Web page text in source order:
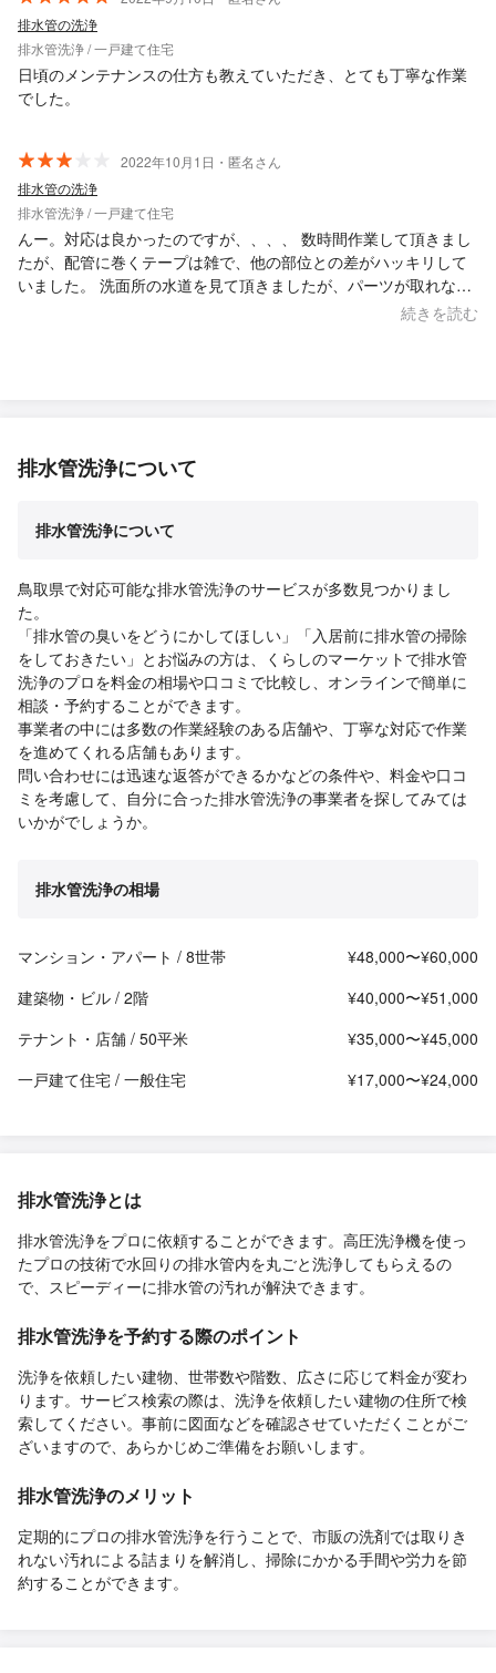
要な時期がきましたら依頼しようとおもいます。
排水管の洗浄
排水管洗浄 / 一戸建て住宅
日頃のメンテナンスの仕方も教えていただき、とても丁寧な作業
でした。
2022年10月1日・匿名さん
排水管の洗浄
排水管洗浄 / 一戸建て住宅
んー。対応は良かったのですが、、、、 数時間作業して頂きまし
たが、配管に巻くテープは雑で、他の部位との差がハッキリして
いました。 洗面所の水道を見て頂きましたが、パーツが取れな
い、とおっしゃっていましたが逆に回されていた様子で夫があっ
続きを読む
排水管洗浄について
排水管洗浄について
鳥取県で対応可能な排水管洗浄のサービスが多数見つかりまし
た。
「排水管の臭いをどうにかしてほしい」「入居前に排水管の掃除
をしておきたい」とお悩みの方は、くらしのマーケットで排水管
洗浄のプロを料金の相場や口コミで比較し、オンラインで簡単に
相談・予約することができます。
事業者の中には多数の作業経験のある店舗や、丁寧な対応で作業
を進めてくれる店舗もあります。
問い合わせには迅速な返答ができるかなどの条件や、料金や口コ
ミを考慮して、自分に合った排水管洗浄の事業者を探してみては
いかがでしょうか。
排水管洗浄の相場
マンション・アパート / 8世帯
¥48,000〜¥60,000
建築物・ビル / 2階
¥40,000〜¥51,000
テナント・店舗 / 50平米
¥35,000〜¥45,000
一戸建て住宅 / 一般住宅
¥17,000〜¥24,000
排水管洗浄とは
排水管洗浄をプロに依頼することができます。高圧洗浄機を使っ
たプロの技術で水回りの排水管内を丸ごと洗浄してもらえるの
で、スピーディーに排水管の汚れが解決できます。
排水管洗浄を予約する際のポイント
洗浄を依頼したい建物、世帯数や階数、広さに応じて料金が変わ
ります。サービス検索の際は、洗浄を依頼したい建物の住所で検
索してください。事前に図面などを確認させていただくことがご
ざいますので、あらかじめご準備をお願いします。
排水管洗浄のメリット
定期的にプロの排水管洗浄を行うことで、市販の洗剤では取りき
れない汚れによる詰まりを解消し、掃除にかかる手間や労力を節
約することができます。